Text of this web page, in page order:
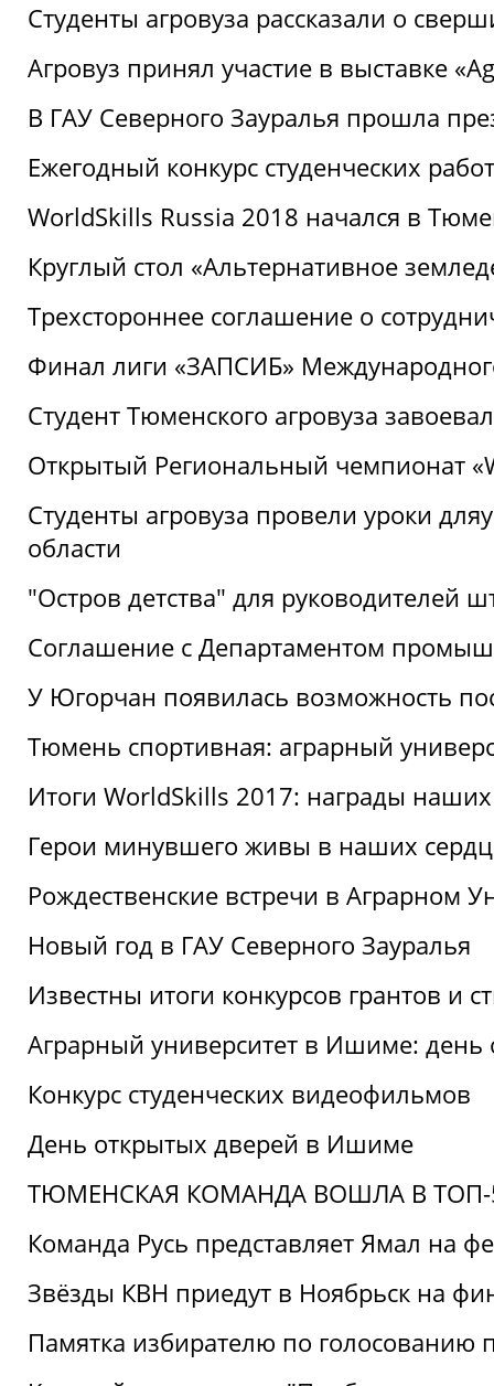
Студенты агровуза рассказали о
Агровуз принял участие в выставке
В ГАУ Северного Зауралья прошла
Ежегодный конкурс студенческих
WorldSkills Russia 2018 начался в
Круглый стол «Альтернативное
Трехстороннее соглашение о
Финал лиги «ЗАПСИБ»
Студент Тюменского агровуза
Открытый Региональный чемпионат
Студенты агровуза провели уроки
области
"Остров детства" для руководителей
Соглашение с Департаментом
У Югорчан появилась возможность
Тюмень спортивная: аграрный
Итоги WorldSkills 2017: награды наших
Герои минувшего живы в наших
Рождественские встречи в Аграрном
Новый год в ГАУ Северного Зауралья
Известны итоги конкурсов грантов и
Аграрный университет в Ишиме: день
Конкурс студенческих видеофильмов
День открытых дверей в Ишиме
ТЮМЕНСКАЯ КОМАНДА ВОШЛА В ТОП-
Команда Русь представляет Ямал на
Звёзды КВН приедут в Ноябрьск на
Памятка избирателю по голосованию